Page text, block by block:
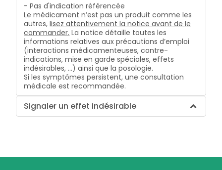
- Pas d'indication référencée
Le médicament n’est pas un produit comme les
autres, lisez attentivement la notice avant de le
commander. La notice détaille toutes les
informations relatives aux précautions d’emploi
(interactions médicamenteuses, contre-
indications, mise en garde spéciales, effets
indésirables, …) ainsi que la posologie.
Si les symptômes persistent, une consultation
médicale est recommandée.
Signaler un effet indésirable